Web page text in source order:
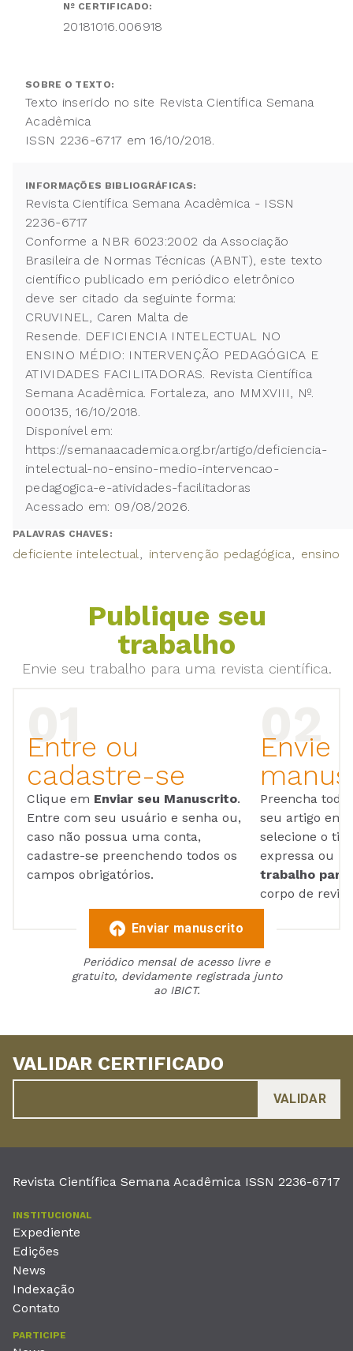
Nº CERTIFICADO:
20181016.006918
SOBRE O TEXTO:
Texto inserido no site Revista Científica Semana
Acadêmica
ISSN 2236-6717 em 16/10/2018.
INFORMAÇÕES BIBLIOGRÁFICAS:
Revista Científica Semana Acadêmica - ISSN
2236-6717
Conforme a NBR 6023:2002 da Associação
Brasileira de Normas Técnicas (ABNT), este texto
científico publicado em periódico eletrônico
deve ser citado da seguinte forma:
CRUVINEL, Caren Malta de
Resende. DEFICIENCIA INTELECTUAL NO
ENSINO MÉDIO: INTERVENÇÃO PEDAGÓGICA E
ATIVIDADES FACILITADORAS. Revista Científica
Semana Acadêmica. Fortaleza, ano MMXVIII, Nº.
000135, 16/10/2018.
Disponível em:
https://semanaacademica.org.br/artigo/deficiencia-
intelectual-no-ensino-medio-intervencao-
pedagogica-e-atividades-facilitadoras
Acessado em: 09/08/2026.
PALAVRAS CHAVES:
deficiente intelectual intervenção pedagógica ensino
Publique seu
trabalho
Envie seu trabalho para uma revista científica.
Entre ou
cadastre-se
Clique em Enviar seu Manuscrito.
Entre com seu usuário e senha ou,
caso não possua uma conta,
cadastre-se preenchendo todos os
campos obrigatórios.
Envie
Preencha
seu artigo em
selecione o
expressa ou
trabalho para
corpo de
Enviar manuscrito
Periódico mensal de acesso livre e
gratuito, devidamente registrada junto
ao IBICT.
VALIDAR CERTIFICADO
Revista Científica Semana Acadêmica ISSN 2236-6717
INSTITUCIONAL
Expediente
Edições
News
Indexação
Contato
PARTICIPE